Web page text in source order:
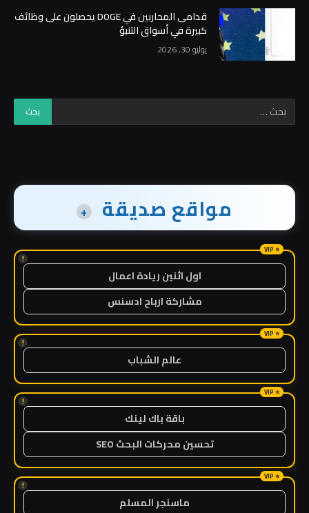
قدامى المحاربين في DOGE يحصلون على وظائف
كبيرة في أسواق التنبؤ
يوليو 30, 2026
مواقع صديقة +
!
اول اثنين ريادة اعمال
مشاركة ارباح ادسنس
!
عالم الشباب
!
باقة باك لينك
تحسين محركات البحث SEO
!
ماسنجر المسلم